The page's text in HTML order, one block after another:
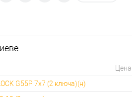
Цена
G55P 7x7 (2 ключа)(н)